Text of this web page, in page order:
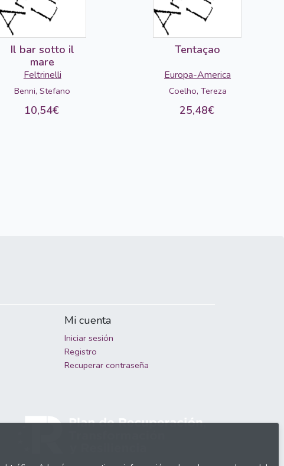
Il bar sotto il
mare
Feltrinelli
Benni, Stefano
10,54€
Tentaçao
Europa-America
Coelho, Tereza
25,48€
Mi cuenta
Iniciar sesión
Registro
Recuperar contraseña